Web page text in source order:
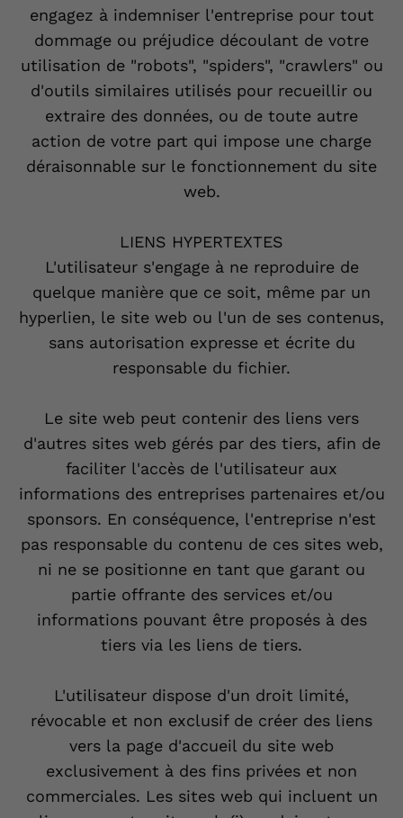
engagez à indemniser l'entreprise pour tout
dommage ou préjudice découlant de votre
utilisation de "robots", "spiders", "crawlers" ou
d'outils similaires utilisés pour recueillir ou
extraire des données, ou de toute autre
action de votre part qui impose une charge
déraisonnable sur le fonctionnement du site
web.
LIENS HYPERTEXTES
L'utilisateur s'engage à ne reproduire de
quelque manière que ce soit, même par un
hyperlien, le site web ou l'un de ses contenus,
sans autorisation expresse et écrite du
responsable du fichier.
Le site web peut contenir des liens vers
d'autres sites web gérés par des tiers, afin de
faciliter l'accès de l'utilisateur aux
informations des entreprises partenaires et/ou
sponsors. En conséquence, l'entreprise n'est
pas responsable du contenu de ces sites web,
ni ne se positionne en tant que garant ou
partie offrante des services et/ou
informations pouvant être proposés à des
tiers via les liens de tiers.
L'utilisateur dispose d'un droit limité,
révocable et non exclusif de créer des liens
vers la page d'accueil du site web
exclusivement à des fins privées et non
commerciales. Les sites web qui incluent un